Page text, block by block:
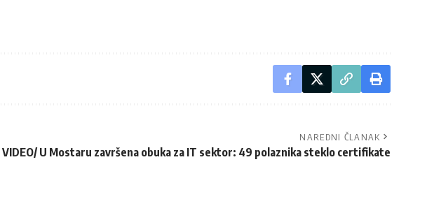
NAREDNI ČLANAK
VIDEO/ U Mostaru završena obuka za IT sektor: 49 polaznika steklo certifikate